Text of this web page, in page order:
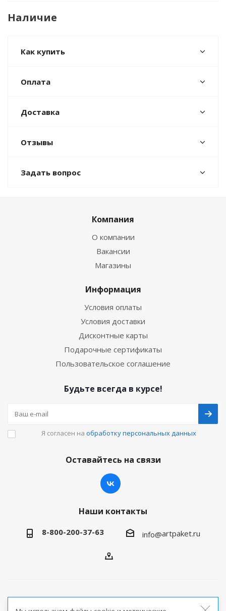
Наличие
Как купить
Оплата
Доставка
Отзывы
Задать вопрос
Компания
О компании
Вакансии
Магазины
Информация
Условия оплаты
Условия доставки
Дисконтные карты
Подарочные сертификаты
Пользовательское соглашение
Будьте всегда в курсе!
Я согласен на обработку персональных данных
Оставайтесь на связи
Наши контакты
8-800-200-37-63 info@artpaket.ru